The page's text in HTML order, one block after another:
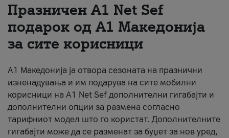
За нас
#ПодобарОнлајн
Празничен A1 Net Sеf
подарок од А1 Македонија
за сите корисници
А1 Македонија ја отвора сезоната на празнични
изненадувања и им подарува на сите мобилни
корисници на A1 Net Sef дополнителни гигабајти и
дополнителни опции за размена согласно
тарифниот модел што го користат. Дополнителните
гигабајти може да се разменат за буџет за нов уред,